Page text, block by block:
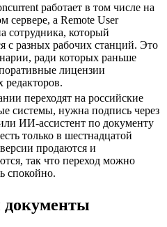
работает в том числе на
сервере, а Remote User
сотрудника, который
с разных рабочих станций. Это
ради которых раньше
лицензии
редакторов.
переходят на российские
системы, нужна подпись через
ИИ-ассистент по документу
только в шестнадцатой
продаются и
так что переход можно
спокойно.
документы